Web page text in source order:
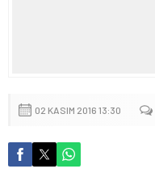
02 KASIM 2016 13:30